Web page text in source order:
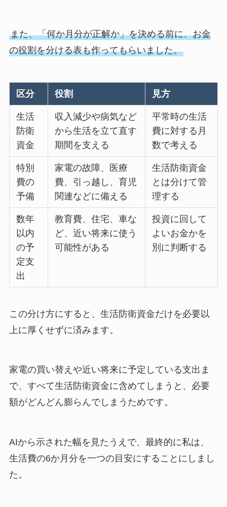
また、「何か月分が正解か」を決める前に、お金
の役割を分ける表も作ってもらいました。
区分 役割 見方
生活
防衛
資金
収入減少や病気など
から生活を立て直す
期間を支える
平常時の生活
費に対する月
数で考える
特別
費の
予備
家電の故障、医療
費、引っ越し、育児
関連などに備える
生活防衛資金
とは分けて管
理する
数年
以内
の予
定支
出
教育費、住宅、車な
ど、近い将来に使う
可能性がある
投資に回して
よいお金かを
別に判断する
この分け方にすると、生活防衛資金だけを必要以
上に厚くせずに済みます。
家電の買い替えや近い将来に予定している支出ま
で、すべて生活防衛資金に含めてしまうと、必要
額がどんどん膨らんでしまうためです。
AIから示された幅を見たうえで、最終的に私は、
生活費の6か月分を一つの目安にすることにしまし
た。